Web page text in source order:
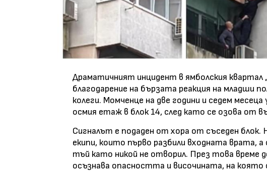
Драматичният инцидент в ямболския квартал
благодарение на бързата реакция на младши
колеги. Момченце на две години и седем
осмия етаж в блок 14, след като се озова от
Сигналът е подаден от хора от съседен блок.
екипи, които първо разбили входната врата,
тъй като никой не отворил. През това време
осъзнава опасността и височината, на която